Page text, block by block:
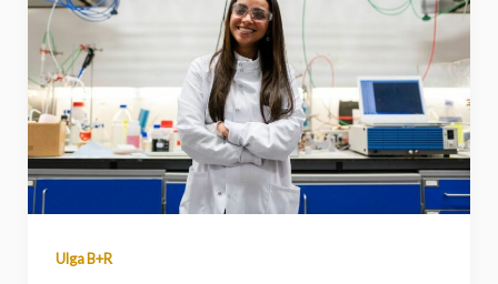
Ulga B+R